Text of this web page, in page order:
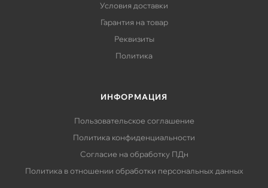
Условия доставки
Гарантия на товар
Реквизиты
Политика
ИНФОРМАЦИЯ
Пользовательское соглашение
Политика конфиденциальности
Согласие на обработку ПДн
Политика в отношении обработки персональных данных